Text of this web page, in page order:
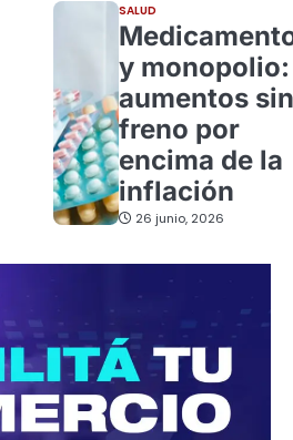
SALUD
y monopolio:
aumentos sin
freno por
encima de la
inflación
26 junio, 2026